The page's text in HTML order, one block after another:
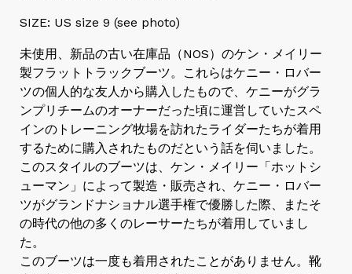
SIZE: US size 9 (see photo)
未使用、新品の古い在庫品（NOS）のケン・メイリー
製フラットトラックブーツ。これらはケニー・ロバー
ツの個人的な友人から購入したもので、ケニーがグラ
ンプリチームのオーナーだった頃に運営していたスペ
インのトレーニング牧場を訪れたライダーたちが着用
するために購入されたものだという話を伺いました。
このスタイルのブーツは、ケン・メイリー「ホットシ
ューマン」によって製造・販売され、ケニー・ロバー
ツがグランドナショナル選手権で優勝した際、またそ
の時代の他の多くのレーサーたちが着用していまし
た。
このブーツは一度も着用されたことがありません。靴